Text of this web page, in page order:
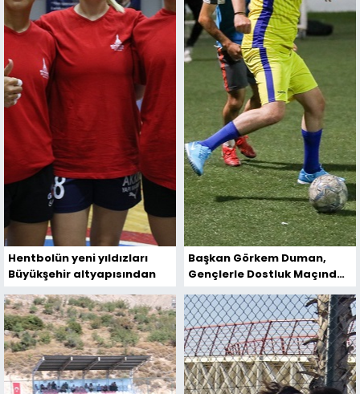
Hentbolün yeni yıldızları
Büyükşehir altyapısından
Başkan Görkem Duman,
Gençlerle Dostluk Maçında